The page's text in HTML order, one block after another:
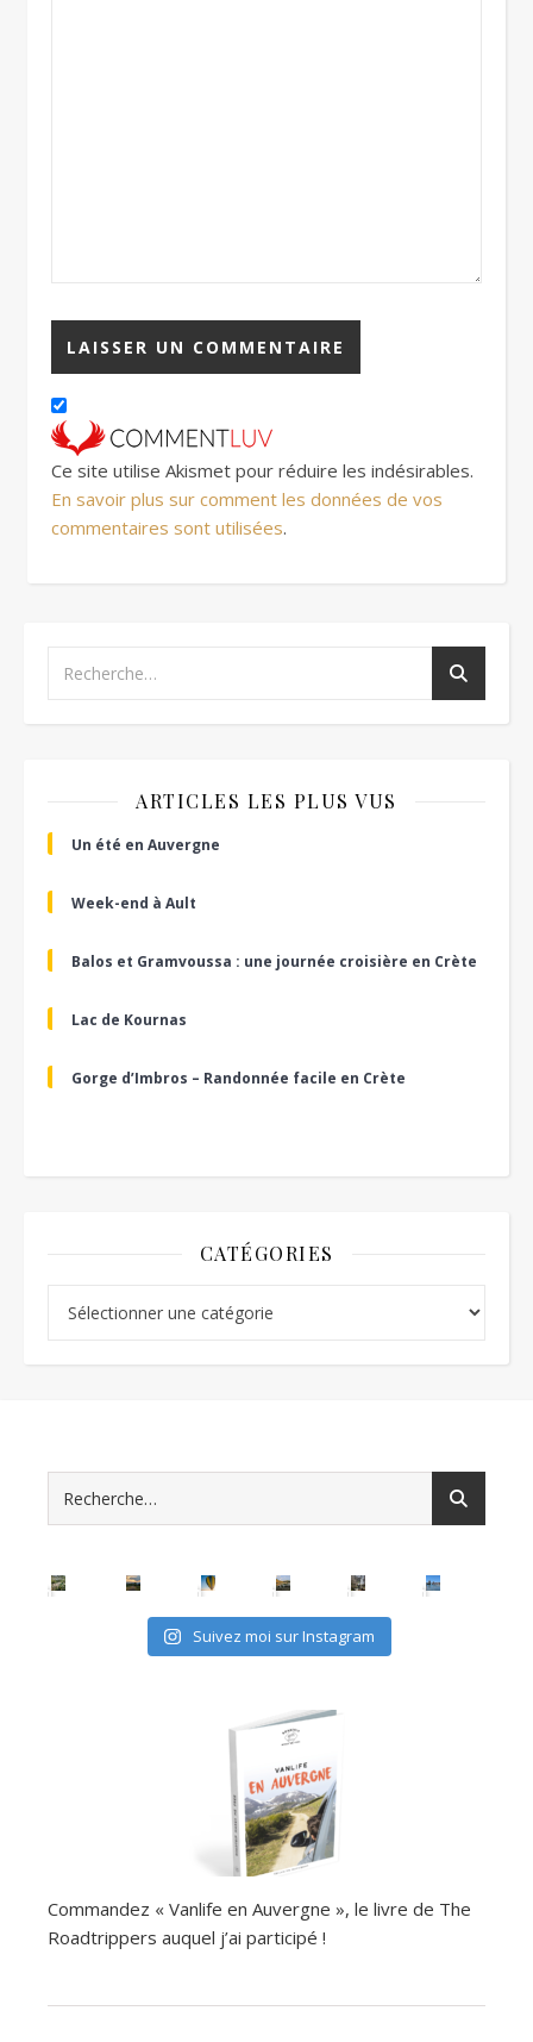
Ce site utilise Akismet pour réduire les indésirables.
En savoir plus sur comment les données de vos
commentaires sont utilisées.
ARTICLES LES PLUS VUS
Un été en Auvergne
Week-end à Ault
Balos et Gramvoussa : une journée croisière en Crète
Lac de Kournas
Gorge d’Imbros – Randonnée facile en Crète
CATÉGORIES
Suivez moi sur Instagram
Commandez « Vanlife en Auvergne », le livre de The
Roadtrippers auquel j’ai participé !